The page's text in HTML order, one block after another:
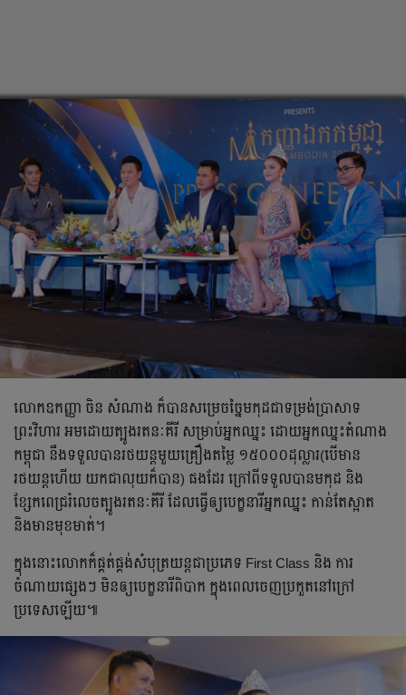
លោកឧកញ្ញា ចិន សំណាង ក៏បានសម្រេចច្នៃមកុដជាទម្រង់ប្រាសាទ
ព្រះវិហារ អមដោយត្បូងរតនៈគីរី សម្រាប់អ្នកឈ្នះ ដោយអ្នកឈ្នះតំណាង
កម្ពុជា នឹងទទួលបានរថយន្តមួយគ្រឿងតម្លៃ ១៥០០០ដុល្លារ(បើមាន
រថយន្តហើយ យកជាលុយក៏បាន) ផងដែរ ក្រៅពីទទួលបានមកុដ និង
ខ្សែកពេជ្ររំលេចត្បូងរតនៈគីរី ដែលធ្វើឲ្យបេក្ខនារីអ្នកឈ្នះ កាន់តែស្អាត
និងមានមុខមាត់។
ក្នុងនោះលោកក៏ផ្គត់ផ្គង់សំបុត្រយន្តជាប្រភេទ First Class និង ការ
ចំណាយផ្សេងៗ មិនឲ្យបេក្ខនារីពិបាក ក្នុងពេលចេញប្រកួតនៅក្រៅ
ប្រទេសឡើយ៕